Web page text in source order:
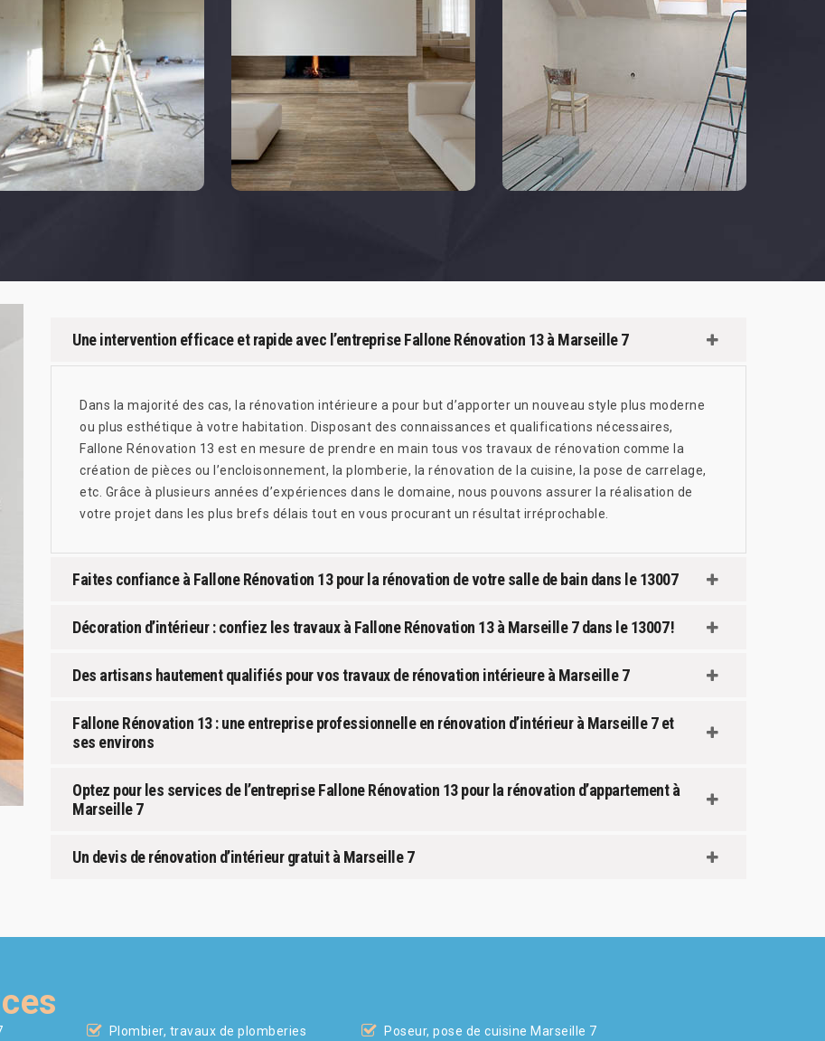
Une intervention efficace et rapide avec l’entreprise Fallone Rénovation 13 à Marseille 7
Dans la majorité des cas, la rénovation intérieure a pour but d’apporter un nouveau style plus moderne
ou plus esthétique à votre habitation. Disposant des connaissances et qualifications nécessaires,
Fallone Rénovation 13 est en mesure de prendre en main tous vos travaux de rénovation comme la
création de pièces ou l’encloisonnement, la plomberie, la rénovation de la cuisine, la pose de carrelage,
etc. Grâce à plusieurs années d’expériences dans le domaine, nous pouvons assurer la réalisation de
votre projet dans les plus brefs délais tout en vous procurant un résultat irréprochable.
Faites confiance à Fallone Rénovation 13 pour la rénovation de votre salle de bain dans le 13007
Décoration d’intérieur : confiez les travaux à Fallone Rénovation 13 à Marseille 7 dans le 13007 !
Des artisans hautement qualifiés pour vos travaux de rénovation intérieure à Marseille 7
Fallone Rénovation 13 : une entreprise professionnelle en rénovation d’intérieur à Marseille 7 et
ses environs
Optez pour les services de l’entreprise Fallone Rénovation 13 pour la rénovation d’appartement à
Marseille 7
Un devis de rénovation d’intérieur gratuit à Marseille 7
Plombier, travaux de plomberies Poseur, pose de cuisine Marseille 7